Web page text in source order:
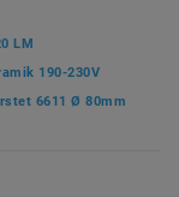
LM
190-230V
6611 Ø 80mm